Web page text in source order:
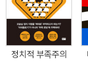
인 《어떻게 민주주의
계적 베스트셀러에 등
령이 ‘올해의 책’으로
권의 주목을 한 몸에
잡았다. 이 책 《어떻게
정치적 부족주의